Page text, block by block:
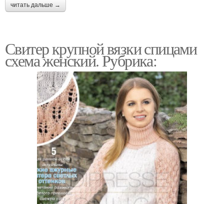
читать дальше →
Свитер крупной вязки спицами
схема женский. Рубрика: